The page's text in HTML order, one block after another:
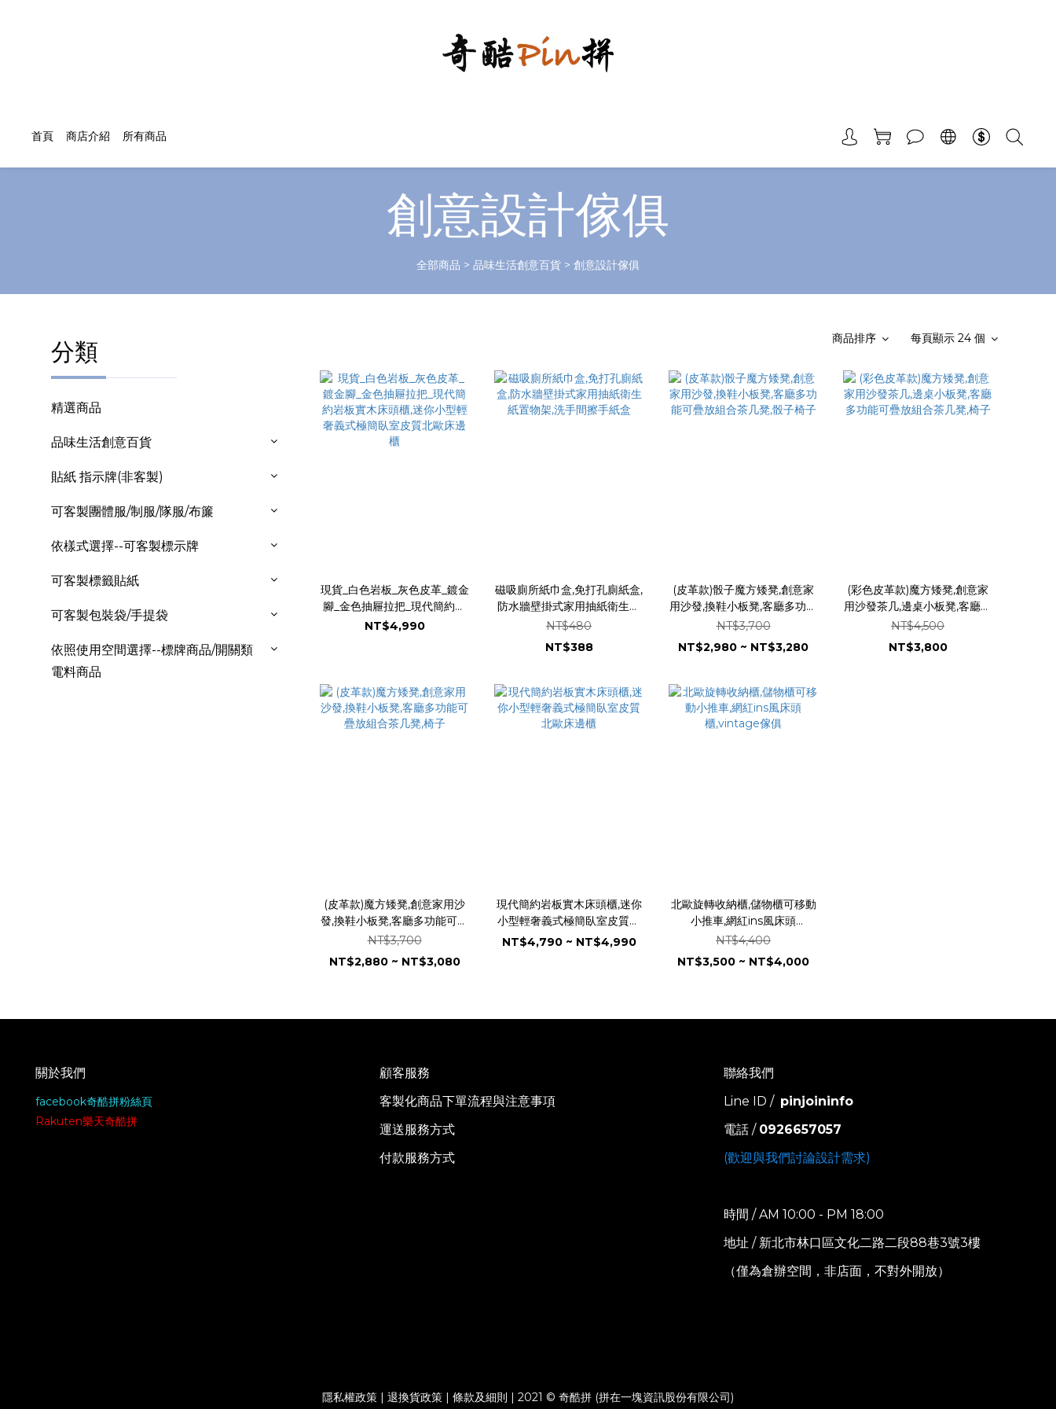
首頁 商店介紹 所有商品
創意設計傢俱
全部商品 > 品味生活創意百貨> 創意設計傢俱
分類
精選商品
品味生活創意百貨
貼紙 指示牌(非客製)
可客製團體服/制服/隊服/布簾
依樣式選擇--可客製標示牌
可客製標籤貼紙
可客製包裝袋/手提袋
依照使用空間選擇--標牌商品/開關類
電料商品
商品排序 每頁顯示 24 個
現貨_白色岩板_灰色皮革_鍍金
腳_金色抽屜拉把_現代簡約岩
板實木床頭櫃,迷你小型輕奢義
NT$4,990
磁吸廁所紙巾盒,免打孔廁紙盒,
防水牆壁掛式家用抽紙衛生紙
置物架,洗手間擦手紙盒
NT$480
NT$388
(皮革款)骰子魔方矮凳,創意家
用沙發,換鞋小板凳,客廳多功能
可疊放組合茶几凳,骰子椅子
NT$3,700
NT$2,980 ~ NT$3,280
(彩色皮革款)魔方矮凳,創意家
用沙發茶几,邊桌小板凳,客廳多
功能可疊放組合茶几凳,椅子
NT$4,500
NT$3,800
(皮革款)魔方矮凳,創意家用沙
發,換鞋小板凳,客廳多功能可疊
放組合茶几凳,椅子
NT$3,700
NT$2,880 ~ NT$3,080
現代簡約岩板實木床頭櫃,迷你
小型輕奢義式極簡臥室皮質北
歐床邊櫃
NT$4,790 ~ NT$4,990
北歐旋轉收納櫃,儲物櫃可移動
小推車,網紅ins風床頭
櫃,vintage傢俱
NT$4,400
NT$3,500 ~ NT$4,000
關於我們
facebook奇酷拼粉絲頁
Rakuten樂天奇酷拼
顧客服務
客製化商品下單流程與注意事項
運送服務方式
付款服務方式
聯絡我們
Line ID / pinjoininfo
電話 / 0926657057
(歡迎與我們討論設計需求)
時間 / AM 10:00 - PM 18:00
地址 / 新北市林口區文化二路二段88巷3號3樓
（僅為倉辦空間，非店面，不對外開放）
隱私權政策 | 退換貨政策 | 條款及細則 | 2021 © 奇酷拼 (拼在一塊資訊股份有限公司)